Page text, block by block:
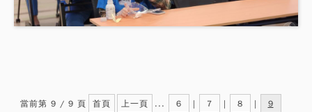
當前第 9 / 9 頁 首頁 上一頁 ... 6 | 7 | 8 | 9